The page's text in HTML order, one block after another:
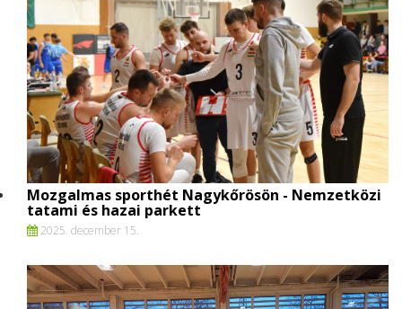
Mozgalmas sporthét Nagykőrösön - Nemzetközi
tatami és hazai parkett
2025. december 15.